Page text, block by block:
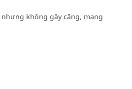
không gây căng, mang